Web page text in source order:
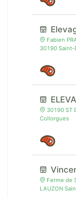
Fabien
30190
30190 ST
Collorgues
Ferme de
LAUZON